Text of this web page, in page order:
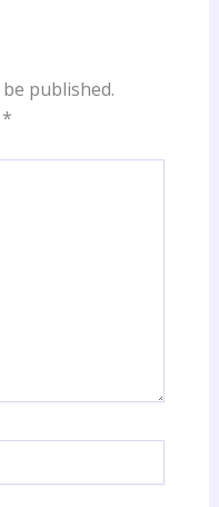
published.
*